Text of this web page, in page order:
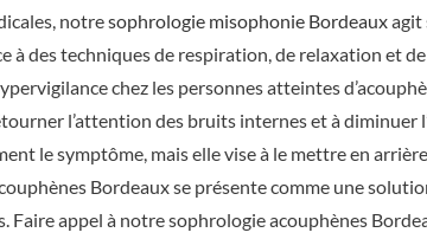
notresophrologie misophonie Bordeauxagit
à des techniques de respiration, de relaxation et
chez les personnes atteintes
l’attention des bruits internes et à diminuer
le symptôme, mais elle vise à le mettre en
Bordeaux se présente comme une
appel à notre sophrologie acouphènes